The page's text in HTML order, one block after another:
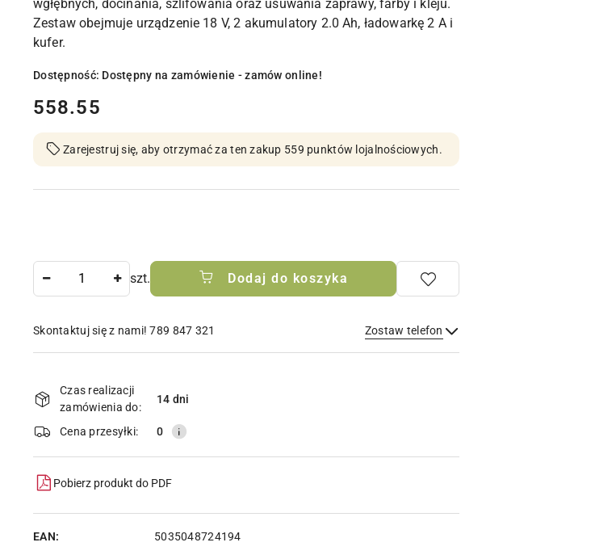
wgłębnych, docinania, szlifowania oraz usuwania zaprawy, farby i kleju.
Zestaw obejmuje urządzenie 18 V, 2 akumulatory 2.0 Ah, ładowarkę 2 A i
kufer.
Dostępność: Dostępny na zamówienie - zamów online!
cena:
558.55
Zarejestruj się, aby otrzymać za ten zakup 559 punktów lojalnościowych.
szt. Dodaj do koszyka
Skontaktuj się z nami! 789 847 321 Zostaw telefon
Wyślij
i
dostawa
Czas realizacji
zamówienia do:
14 dni
Cena przesyłki: 0
Pobierz produkt do PDF
EAN: 5035048724194